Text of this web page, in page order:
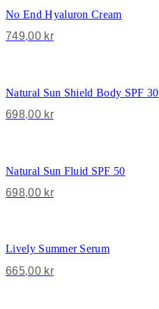
No End Hyaluron Cream
749,00 kr
Natural Sun Shield Body SPF 30
698,00 kr
Natural Sun Fluid SPF 50
698,00 kr
Lively Summer Serum
665,00 kr